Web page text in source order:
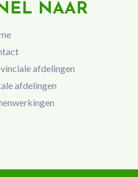
NAAR
afdelingen
afdelingen